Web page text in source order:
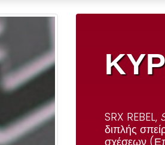
SRX REBEL,
διπλής
σχέσεων